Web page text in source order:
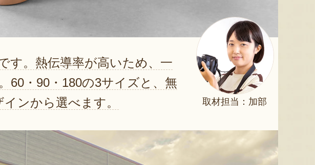
取材担当：加部
す。熱伝導率が高いため、一
60・90・180の3サイズと、無
ンから選べます。